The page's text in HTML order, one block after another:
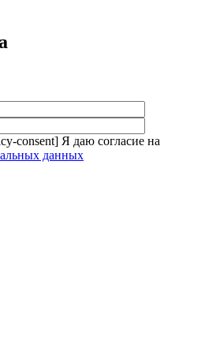
consent] Я даю согласие на
данных